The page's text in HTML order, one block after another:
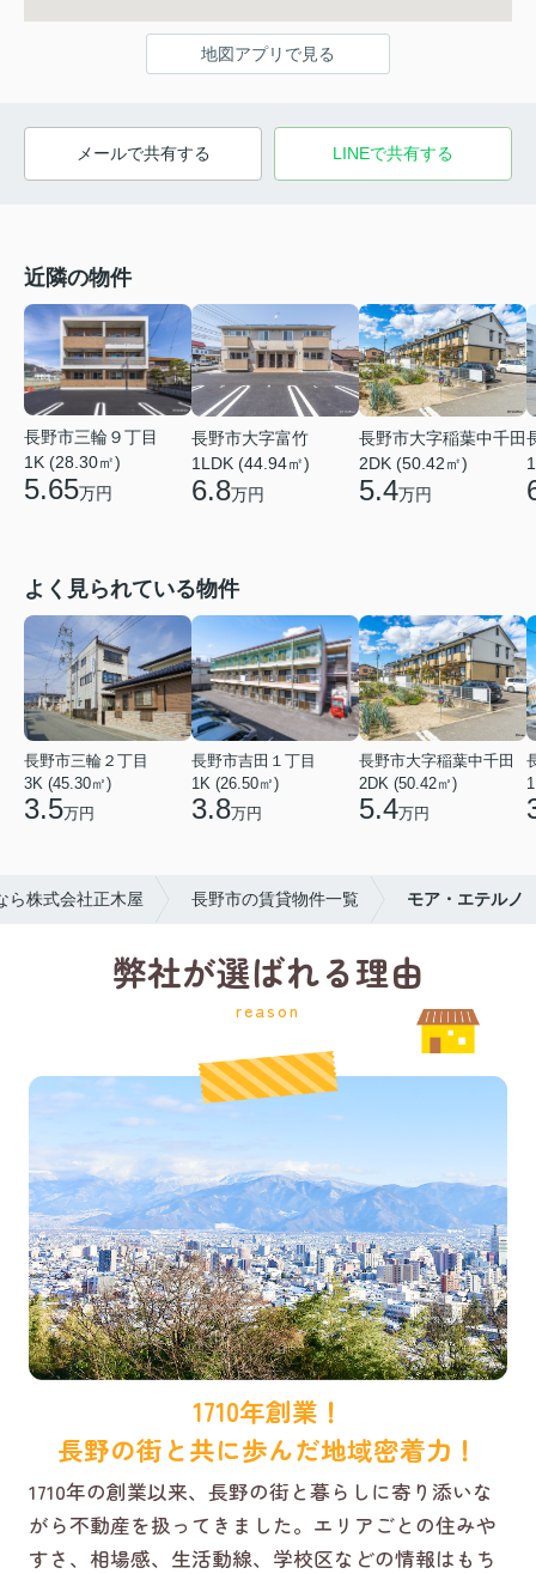
地図アプリで見る
メールで共有する LINEで共有する
近隣の物件
長野市三輪９丁目
1K (28.30㎡)
5.65万円
長野市大字富竹
1LDK (44.94㎡)
6.8万円
長野市大字稲葉中千田
2DK (50.42㎡)
5.4万円
よく見られている物件
長野市三輪２丁目
3K (45.30㎡)
3.5万円
長野市吉田１丁目
1K (26.50㎡)
3.8万円
長野市大字稲葉中千田
2DK (50.42㎡)
5.4万円
ら株式会社正木屋 長野市の賃貸物件一覧 モア・エテルノ
弊社が選ばれる理由
reason
1710年創業！
長野の街と共に歩んだ地域密着力！
1710年の創業以来、長野の街と暮らしに寄り添いな
がら不動産を扱ってきました。エリアごとの住みや
すさ、相場感、生活動線、学校区などの情報はもち